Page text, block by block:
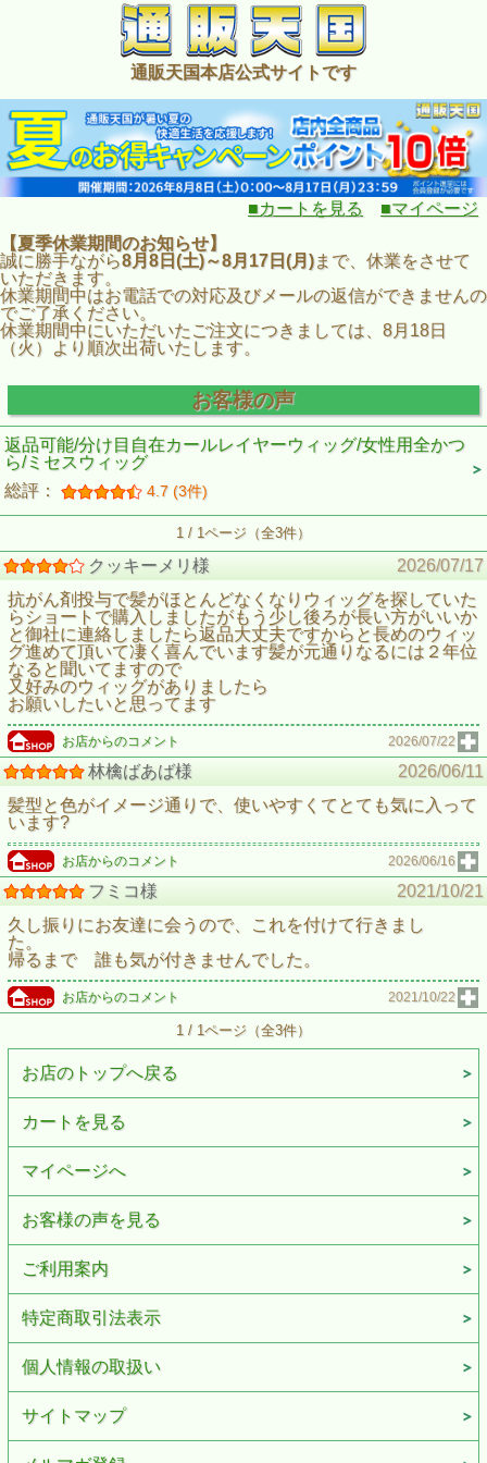
通販天国本店公式サイトです
■カートを見る
■マイページ
【夏季休業期間のお知らせ】
誠に勝手ながら8月8日(土)～8月17日(月)まで、休業をさせて
いただきます。
休業期間中はお電話での対応及びメールの返信ができませんの
でご了承ください。
休業期間中にいただいたご注文につきましては、8月18日
（火）より順次出荷いたします。
お客様の声
返品可能/分け目自在カールレイヤーウィッグ/女性用全かつ
ら/ミセスウィッグ
総評：
4.7 (3件)
1 / 1ページ（全3件）
クッキーメリ様
2026/07/17
抗がん剤投与で髪がほとんどなくなりウィッグを探していた
らショートで購入しましたがもう少し後ろが長い方がいいか
と御社に連絡しましたら返品大丈夫ですからと長めのウィッ
グ進めて頂いて凄く喜んでいます髪が元通りなるには２年位
なると聞いてますので
又好みのウィッグがありましたら
お願いしたいと思ってます
お店からのコメント 2026/07/22
林檎ばあば様
2026/06/11
髪型と色がイメージ通りで、使いやすくてとても気に入って
います?
お店からのコメント 2026/06/16
フミコ様
2021/10/21
久し振りにお友達に会うので、これを付けて行きまし
た。
帰るまで 誰も気が付きませんでした。
お店からのコメント 2021/10/22
1 / 1ページ（全3件）
お店のトップへ戻る
カートを見る
マイページへ
お客様の声を見る
ご利用案内
特定商取引法表示
個人情報の取扱い
サイトマップ